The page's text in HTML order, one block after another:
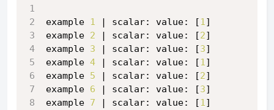
example 1 | scalar: value: [1]
example 2 | scalar: value: [2]
example 3 | scalar: value: [3]
example 4 | scalar: value: [1]
example 5 | scalar: value: [2]
example 6 | scalar: value: [3]
example 7 | scalar: value: [1]